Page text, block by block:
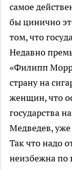
самое
бы цинично
том, что
Недавно
«Филипп
страну на
женщин, что
государства
Медведев,
Так что надо
неизбежна по